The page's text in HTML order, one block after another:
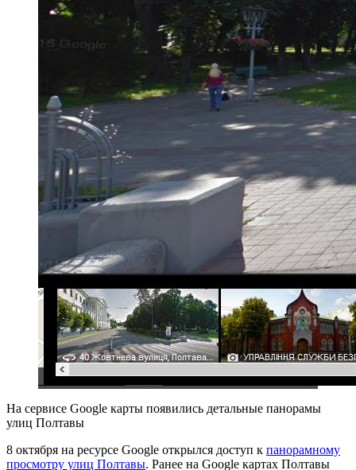
На сервисе Google карты появились детальные панорамы
улиц Полтавы
8 октября на ресурсе Google открылся доступ к панорамному
просмотру улиц Полтавы. Ранее на Google картах Полтавы